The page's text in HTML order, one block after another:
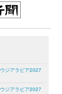
ジアラビア2027
ジアラビア2027